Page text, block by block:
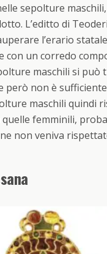
sepolture
L’editto di
l’erario
con un corredo
maschili si può
però non è
maschili quindi
femminili,
non veniva